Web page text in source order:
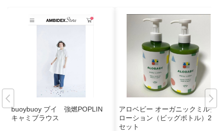
buoybuoy ブイ 強燃POPLIN
キャミブラウス
アロベビー オーガニックミルク
ローション（ビッグボトル）2本
セット